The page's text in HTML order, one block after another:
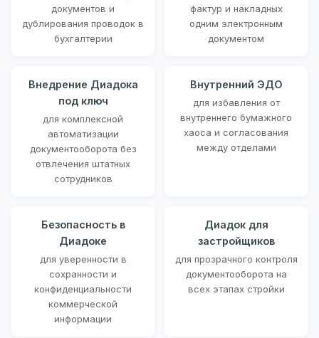
документов и
дублирования проводок в
бухгалтерии
фактур и накладных
одним электронным
документом
Внедрение Диадока
под ключ
для комплексной
автоматизации
документооборота без
отвлечения штатных
сотрудников
Внутренний ЭДО
для избавления от
внутреннего бумажного
хаоса и согласования
между отделами
Безопасность в
Диадоке
для уверенности в
сохранности и
конфиденциальности
коммерческой
информации
Диадок для
застройщиков
для прозрачного контроля
документооборота на
всех этапах стройки